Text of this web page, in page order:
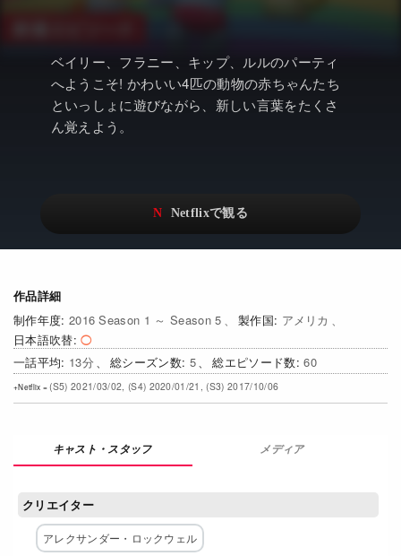
ドキュメンタリー
Netflixオリジナル作品
その他の国のTV番組
Watchlistへ
Netflix Video
Netflix 高い評価の海外作品
過去の配信終了作品
Netflixコース別料金プラン
閉じる
ベイリー、フラニー、キップ、ルルのパーティ
へようこそ! かわいい4匹の動物の赤ちゃんたち
といっしょに遊びながら、新しい言葉をたくさ
ん覚えよう。
作品詳細
2016 Season 1 ～ Season 5
アメリカ
日本語吹替
13
5 60
(S5) 2021/03/02, (S4) 2020/01/21, (S3) 2017/10/06
メディア
クリエイター
アレクサンダー・ロックウェル